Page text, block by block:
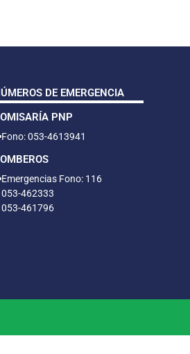
DE EMERGENCIA
PNP
Fono: 053-4613941
Emergencias Fono: 116
053-462333
053-461796